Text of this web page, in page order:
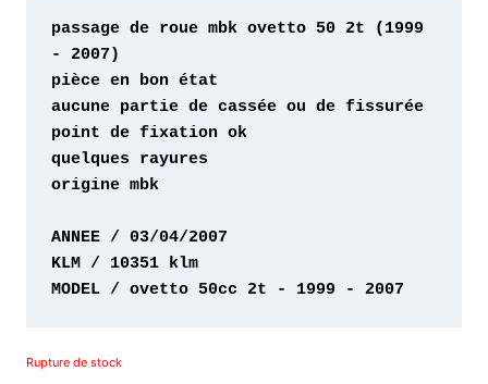
passage de roue mbk ovetto 50 2t (1999
origine mbk
MODEL / ovetto 50cc 2t - 1999 - 2007
Rupture de stock